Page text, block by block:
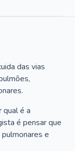
das vias
qual é a
é pensar que
e